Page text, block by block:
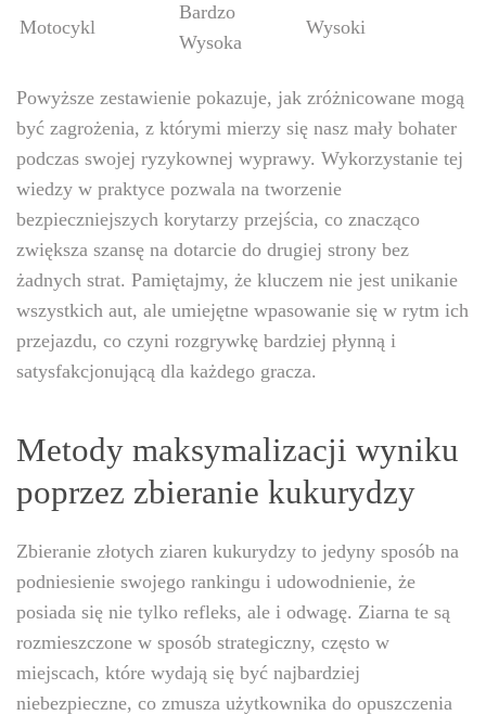
Motocykl
Bardzo
Wysoka
Wysoki
Powyższe zestawienie pokazuje, jak zróżnicowane mogą
być zagrożenia, z którymi mierzy się nasz mały bohater
podczas swojej ryzykownej wyprawy. Wykorzystanie tej
wiedzy w praktyce pozwala na tworzenie
bezpieczniejszych korytarzy przejścia, co znacząco
zwiększa szansę na dotarcie do drugiej strony bez
żadnych strat. Pamiętajmy, że kluczem nie jest unikanie
wszystkich aut, ale umiejętne wpasowanie się w rytm ich
przejazdu, co czyni rozgrywkę bardziej płynną i
satysfakcjonującą dla każdego gracza.
Metody maksymalizacji wyniku
poprzez zbieranie kukurydzy
Zbieranie złotych ziaren kukurydzy to jedyny sposób na
podniesienie swojego rankingu i udowodnienie, że
posiada się nie tylko refleks, ale i odwagę. Ziarna te są
rozmieszczone w sposób strategiczny, często w
miejscach, które wydają się być najbardziej
niebezpieczne, co zmusza użytkownika do opuszczenia